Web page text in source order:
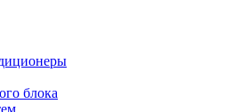
блока